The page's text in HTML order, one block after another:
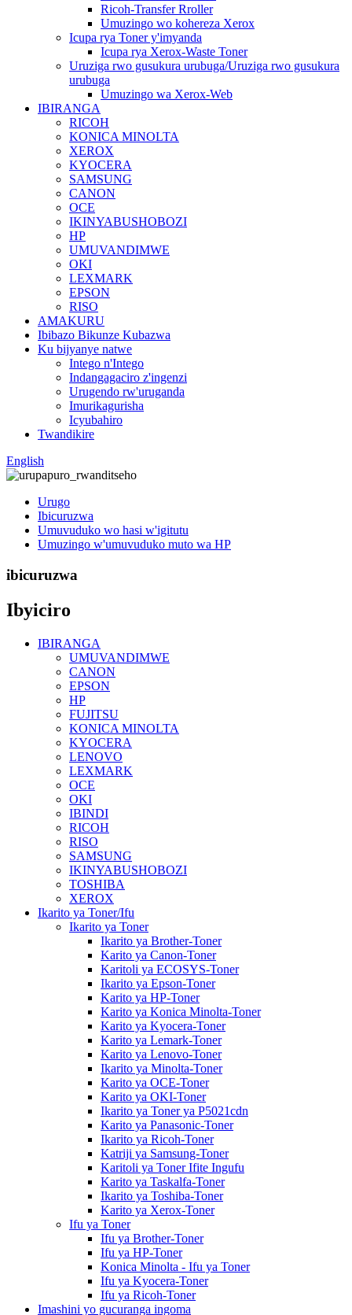
Ricoh-Transfer Rroller
Umuzingo wo kohereza Xerox
Icupa rya Toner y'imyanda
Icupa rya Xerox-Waste Toner
Uruziga rwo gusukura urubuga/Uruziga rwo gusukura
urubuga
Umuzingo wa Xerox-Web
IBIRANGA
RICOH
KONICA MINOLTA
XEROX
KYOCERA
SAMSUNG
CANON
OCE
IKINYABUSHOBOZI
HP
UMUVANDIMWE
OKI
LEXMARK
EPSON
RISO
AMAKURU
Ibibazo Bikunze Kubazwa
Ku bijyanye natwe
Intego n'Intego
Indangagaciro z'ingenzi
Urugendo rw'uruganda
Imurikagurisha
Icyubahiro
Twandikire
English
Urugo
Ibicuruzwa
Umuvuduko wo hasi w'igitutu
Umuzingo w'umuvuduko muto wa HP
ibicuruzwa
Ibyiciro
IBIRANGA
UMUVANDIMWE
CANON
EPSON
HP
FUJITSU
KONICA MINOLTA
KYOCERA
LENOVO
LEXMARK
OCE
OKI
IBINDI
RICOH
RISO
SAMSUNG
IKINYABUSHOBOZI
TOSHIBA
XEROX
Ikarito ya Toner/Ifu
Ikarito ya Toner
Ikarito ya Brother-Toner
Karito ya Canon-Toner
Karitoli ya ECOSYS-Toner
Ikarito ya Epson-Toner
Karito ya HP-Toner
Karito ya Konica Minolta-Toner
Karito ya Kyocera-Toner
Karito ya Lemark-Toner
Karito ya Lenovo-Toner
Ikarito ya Minolta-Toner
Karito ya OCE-Toner
Karito ya OKI-Toner
Ikarito ya Toner ya P5021cdn
Karito ya Panasonic-Toner
Ikarito ya Ricoh-Toner
Katriji ya Samsung-Toner
Karitoli ya Toner Ifite Ingufu
Karito ya Taskalfa-Toner
Ikarito ya Toshiba-Toner
Karito ya Xerox-Toner
Ifu ya Toner
Ifu ya Brother-Toner
Ifu ya HP-Toner
Konica Minolta - Ifu ya Toner
Ifu ya Kyocera-Toner
Ifu ya Ricoh-Toner
Imashini yo gucuranga ingoma